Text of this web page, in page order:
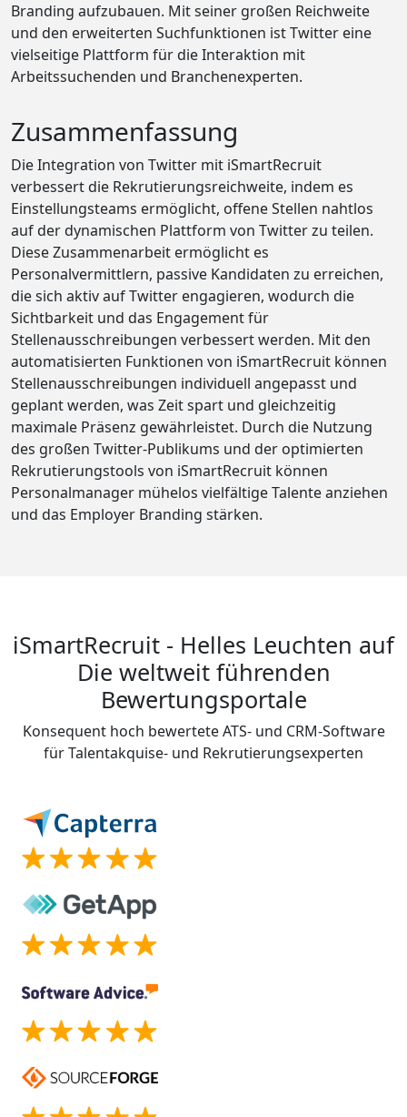
Branding aufzubauen. Mit seiner großen Reichweite
und den erweiterten Suchfunktionen ist Twitter eine
vielseitige Plattform für die Interaktion mit
Arbeitssuchenden und Branchenexperten.
Zusammenfassung
Die Integration von Twitter mit iSmartRecruit
verbessert die Rekrutierungsreichweite, indem es
Einstellungsteams ermöglicht, offene Stellen nahtlos
auf der dynamischen Plattform von Twitter zu teilen.
Diese Zusammenarbeit ermöglicht es
Personalvermittlern, passive Kandidaten zu erreichen,
die sich aktiv auf Twitter engagieren, wodurch die
Sichtbarkeit und das Engagement für
Stellenausschreibungen verbessert werden. Mit den
automatisierten Funktionen von iSmartRecruit können
Stellenausschreibungen individuell angepasst und
geplant werden, was Zeit spart und gleichzeitig
maximale Präsenz gewährleistet. Durch die Nutzung
des großen Twitter-Publikums und der optimierten
Rekrutierungstools von iSmartRecruit können
Personalmanager mühelos vielfältige Talente anziehen
und das Employer Branding stärken.
iSmartRecruit - Helles Leuchten auf
Die weltweit führenden
Bewertungsportale
Konsequent hoch bewertete ATS- und CRM-Software
für Talentakquise- und Rekrutierungsexperten